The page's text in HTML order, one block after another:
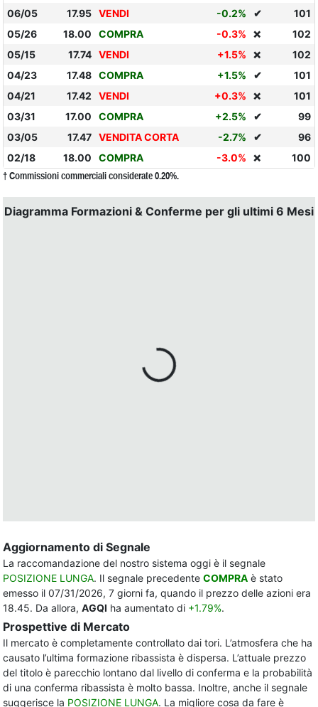
06/05
17.95 VENDI -0.2% ✔
101
05/26
18.00 COMPRA -0.3% ❌
102
05/15
17.74 VENDI +1.5% ❌
102
04/23
17.48 COMPRA +1.5% ✔
101
04/21
17.42 VENDI +0.3% ❌
101
03/31
17.00 COMPRA +2.5% ✔
99
03/05
17.47 VENDITA CORTA -2.7% ✔
96
02/18
18.00 COMPRA -3.0% ❌ 100
† Commissioni commerciali considerate 0.20%.
Diagramma Formazioni & Conferme per gli ultimi 6 Mesi
Aggiornamento di Segnale
La raccomandazione del nostro sistema oggi è il segnale
POSIZIONE LUNGA. Il segnale precedente COMPRA è stato
emesso il 07/31/2026, 7 giorni fa, quando il prezzo delle azioni era
18.45. Da allora, AGQI ha aumentato di +1.79%.
Prospettive di Mercato
Il mercato è completamente controllato dai tori. L’atmosfera che ha
causato l’ultima formazione ribassista è dispersa. L’attuale prezzo
del titolo è parecchio lontano dal livello di conferma e la probabilità
di una conferma ribassista è molto bassa. Inoltre, anche il segnale
suggerisce la POSIZIONE LUNGA. La migliore cosa da fare è